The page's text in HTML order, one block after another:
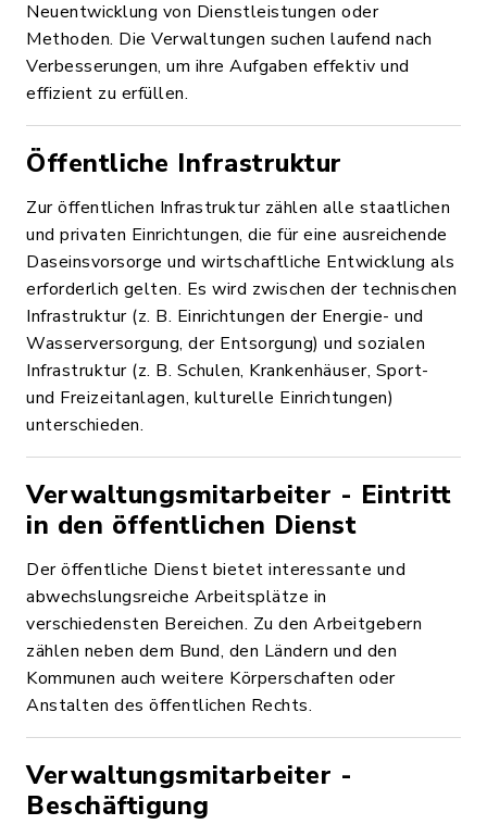
Neuentwicklung von Dienstleistungen oder
Methoden. Die Verwaltungen suchen laufend nach
Verbesserungen, um ihre Aufgaben effektiv und
effizient zu erfüllen.
Öffentliche Infrastruktur
Zur öffentlichen Infrastruktur zählen alle staatlichen
und privaten Einrichtungen, die für eine ausreichende
Daseinsvorsorge und wirtschaftliche Entwicklung als
erforderlich gelten. Es wird zwischen der technischen
Infrastruktur (z. B. Einrichtungen der Energie- und
Wasserversorgung, der Entsorgung) und sozialen
Infrastruktur (z. B. Schulen, Krankenhäuser, Sport-
und Freizeitanlagen, kulturelle Einrichtungen)
unterschieden.
Verwaltungsmitarbeiter - Eintritt
in den öffentlichen Dienst
Der öffentliche Dienst bietet interessante und
abwechslungsreiche Arbeitsplätze in
verschiedensten Bereichen. Zu den Arbeitgebern
zählen neben dem Bund, den Ländern und den
Kommunen auch weitere Körperschaften oder
Anstalten des öffentlichen Rechts.
Verwaltungsmitarbeiter -
Beschäftigung